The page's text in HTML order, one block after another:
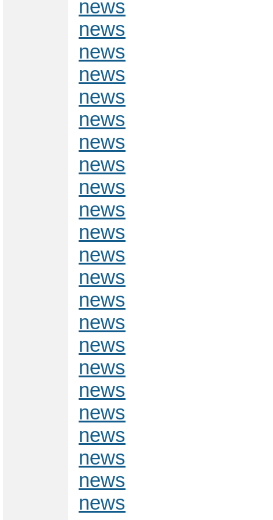
news
news
news
news
news
news
news
news
news
news
news
news
news
news
news
news
news
news
news
news
news
news
news